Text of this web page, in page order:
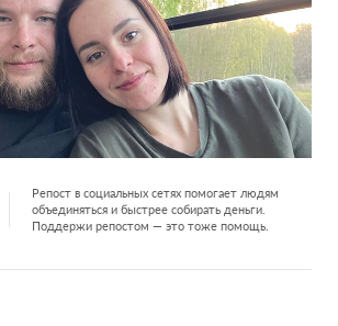
LinkedInРепост в социальных сетях помогает людям
объединяться и быстрее собирать деньги.
Поддержи репостом — это тоже помощь.